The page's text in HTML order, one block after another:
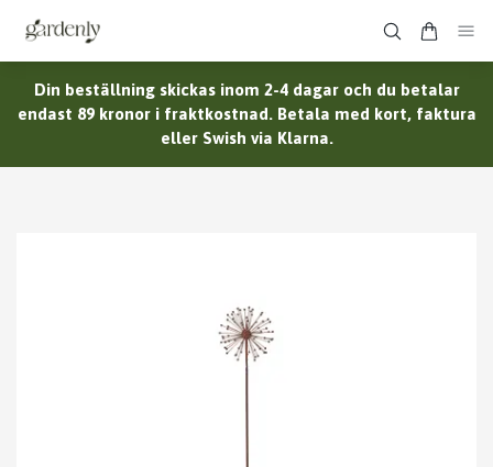
Din beställning skickas inom 2-4 dagar och du betalar
endast 89 kronor i fraktkostnad. Betala med kort, faktura
eller Swish via Klarna.